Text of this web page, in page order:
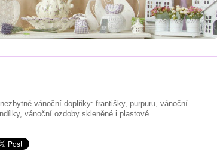
vánoční doplňky: františky, purpuru, vánoční
vánoční ozdoby skleněné i plastové